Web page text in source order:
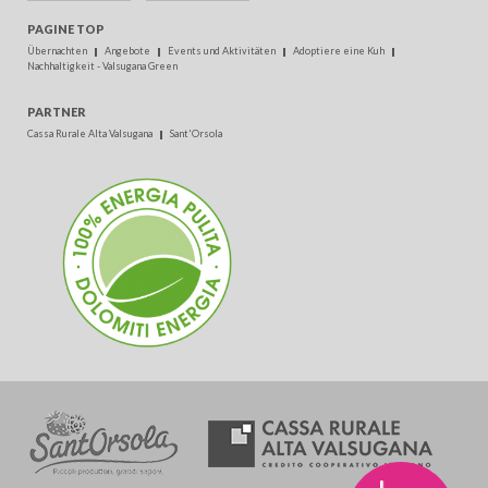
PAGINE TOP
Übernachten Angebote Events und Aktivitäten
Adoptiere eine Kuh
Nachhaltigkeit - Valsugana Green
PARTNER
Cassa Rurale Alta Valsugana Sant'Orsola